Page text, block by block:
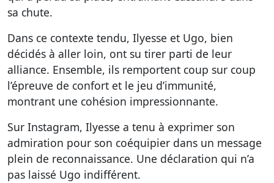
sa chute.
Dans ce contexte tendu, Ilyesse et Ugo, bien
décidés à aller loin, ont su tirer parti de leur
alliance. Ensemble, ils remportent coup sur coup
l’épreuve de confort et le jeu d’immunité,
montrant une cohésion impressionnante.
Sur Instagram, Ilyesse a tenu à exprimer son
admiration pour son coéquipier dans un message
plein de reconnaissance. Une déclaration qui n’a
pas laissé Ugo indifférent.